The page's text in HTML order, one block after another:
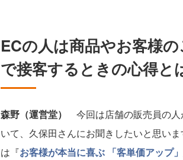
ECの人は商品やお客様
で接客するときの心得と
森野（運営堂）
今回は店舗の販売員の
いて、久保田さんにお聞きしたいと思い
は『お客様が本当に喜ぶ 「客単価アップ